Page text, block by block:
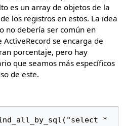
es un array de objetos de la
los registros en estos. La idea
no debería ser común en
se encarga de
porcentaje, pero hay
que seamos más específicos
de este.
*